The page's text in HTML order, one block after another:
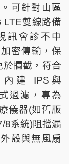
可針對山區
LTE雙線路備
訊會診不中
密傳輸，保
攔截，符合
建 IPS與
過濾，專為
儀器(如舊版
8系統)阻擋漏
殼與無風扇